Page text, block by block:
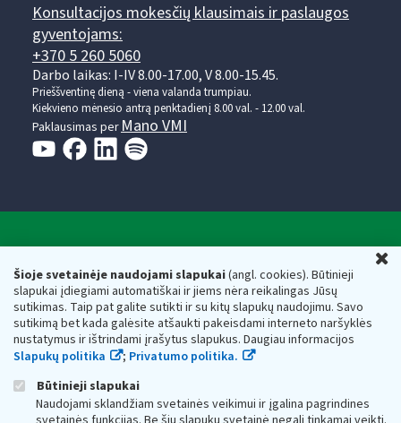
Šioje svetainėje naudojami slapukai(angl. cookies). Būtinieji
slapukai įdiegiami automatiškai ir jiems nėra reikalingas Jūsų
sutikimas. Taip pat galite sutikti ir su kitų slapukų naudojimu. Savo
sutikimą bet kada galėsite atšaukti pakeisdami interneto naršyklės
nustatymus ir ištrindami įrašytus slapukus. Daugiau informacijos
Slapukų politika
; Privatumo politika.
Būtinieji slapukai
Naudojami sklandžiam svetainės veikimui ir įgalina pagrindines
Konsultacijos mokesčių klausimais ir paslaugos
gyventojams:
+370 5 260 5060
Darbo laikas: I-IV 8.00-17.00, V 8.00-15.45.
Prieššventinę dieną - viena valanda trumpiau.
Kiekvieno mėnesio antrą penktadienį 8.00 val. - 12.00 val.
Paklausimas per Mano VMI
Respublikos finansų ministerijos
Biudžetinė įstaiga. Juridinio asmens kodas — 188659752,
adresas: Vasario 16-osios g. 14, 01107 Vilnius, Lietuva, el.paštas:
vmi@vmi.lt, E. pristatymo dėžutės adresas 188659752
Duomenys apie Valstybinę mokesčių inspekciją prie Lietuvos
Respublikos finansų ministerijos kaupiami ir saugomi Juridinių